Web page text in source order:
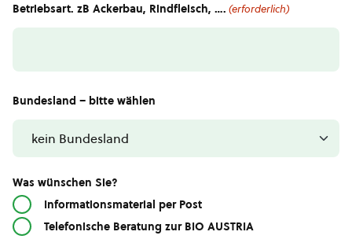
Betriebsart. zB Ackerbau, Rindfleisch, …. (erforderlich)
Bundesland – bitte wählen
Was wünschen Sie?
Informationsmaterial per Post
Telefonische Beratung zur BIO AUSTRIA